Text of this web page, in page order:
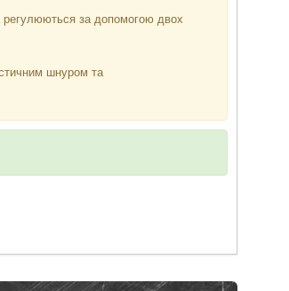
за допомогою двох
шнуром та